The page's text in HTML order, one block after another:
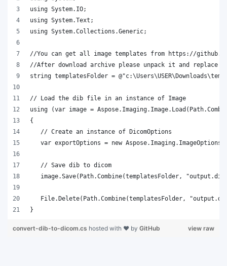
}
view raw
convert-dib-to-dicom.cs hosted with ❤ by GitHub